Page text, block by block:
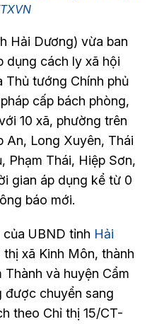
Hải Dương) vừa ban
dụng cách ly xã hội
Thủ tướng Chính phủ
cấp bách phòng,
10 xã, phường trên
An, Long Xuyên, Thái
Phạm Thái, Hiệp Sơn,
gian áp dụng kể từ 0
báo mới.
UBND tỉnh Hải
xã Kinh Môn, thành
và huyện Cẩm
được chuyển sang
theo Chỉ thị 15/CT-